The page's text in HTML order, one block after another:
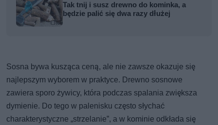
Tak tnij i susz drewno do kominka, a
będzie palić się dwa razy dłużej
Sosna bywa kusząca ceną, ale nie zawsze okazuje się
najlepszym wyborem w praktyce. Drewno sosnowe
zawiera sporo żywicy, która podczas spalania zwiększa
dymienie. Do tego w palenisku często słychać
charakterystyczne „strzelanie”, a w kominie odkłada się